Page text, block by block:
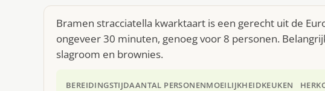
Bramen stracciatella kwarktaart is een gerecht uit de
ongeveer 30 minuten, genoeg voor 8 personen.
slagroom en brownies.
BEREIDINGSTIJDAANTAL PERSONENMOEILIJKHEIDKEUKEN